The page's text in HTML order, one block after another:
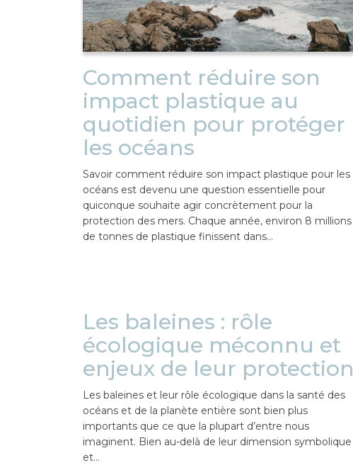
Comment réduire son
impact plastique au
quotidien pour protéger
les océans
Savoir comment réduire son impact plastique pour les
océans est devenu une question essentielle pour
quiconque souhaite agir concrètement pour la
protection des mers. Chaque année, environ 8 millions
de tonnes de plastique finissent dans…
Les baleines : rôle
écologique méconnu et
enjeux de leur protection
Les baleines et leur rôle écologique dans la santé des
océans et de la planète entière sont bien plus
importants que ce que la plupart d’entre nous
imaginent. Bien au-delà de leur dimension symbolique
et…